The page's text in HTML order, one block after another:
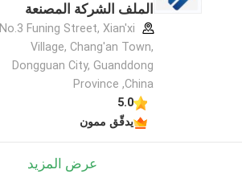
الملف الشركة المصنعة
No.3 Funing Street, Xian'xi
Village, Chang'an Town,
Dongguan City, Guanddong
Province ,China
5.0
يدقّق ممون
عرض المزيد